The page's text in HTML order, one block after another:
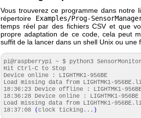
Vous trouverez ce programme dans notre
répertoire Examples/Prog-
temps réel par des fichiers CSV et que
propre adaptation de ce code, cela peut
suffit de la lancer dans un shell Unix ou une
pi@raspberrypi ~ $ python3
Hit Ctrl-C to Stop
Device online : LIGHTMK1-956BE
Load missing data from LIGHTMK1-956BE.
18 : 36 : 23 Device offline : LIGHTMK1-
18 : 36 : 28 Device online : LIGHTMK1-956BE
Load missing data from LIGHTMK1-956BE.
18 : 37 :08 (clock ticking... )